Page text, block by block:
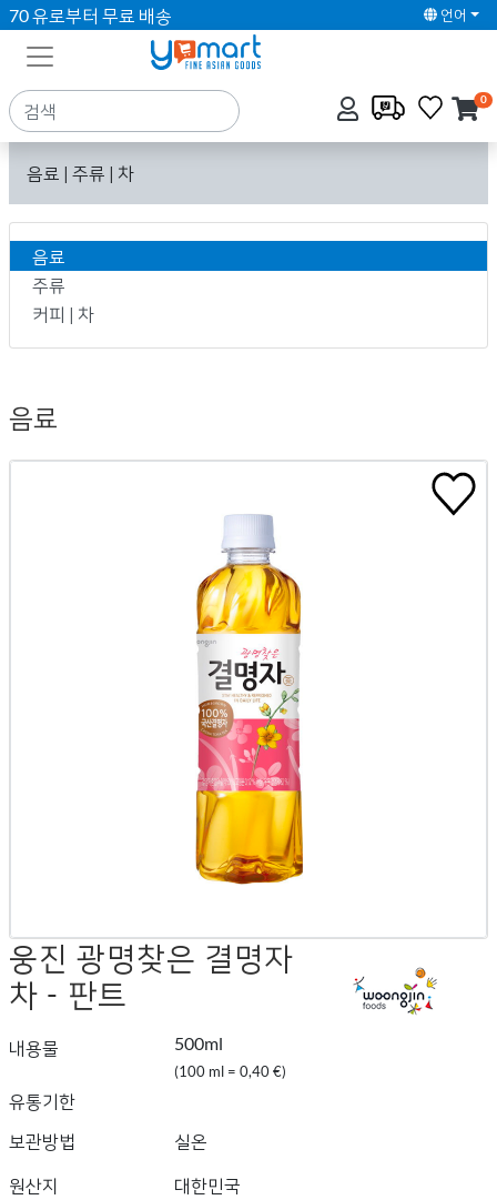
70 유로부터 무료 배송 언어
0
음료 | 주류 | 차
음료
주류
커피 | 차
음료
웅진 광명찾은 결명자
차 - 판트
내용물 500ml
(100 ml = 0,40 €)
유통기한
보관방법
실온
원산지 대한민국